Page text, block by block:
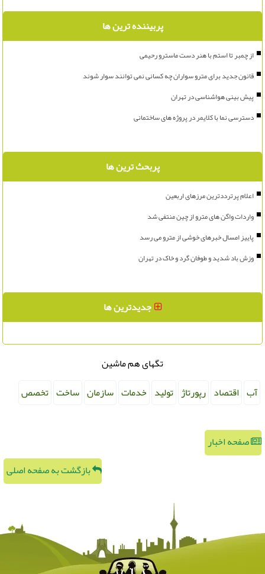
پربیننده ترین ها
از چمبر تا استم با هنر دست ماسترو رحیمی
قانون جدید برای مترو سواران چه کسانی نمی توانند سوار شوند
پیش بینی هواشناسی در تهران
دسترسی نما با کلایمر در پروژه های ساختمانی
پربحث ترین ها
اعلام پرترددترین مرزهای اربعین
واردات واگن های مترو از چین منتفی شد
پاییز امسال خبرهای خوشی از مترو می رسد
وزش باد شدید و طوفان گرد و خاک در تهران
جدیدترین ها
تگهای هم ماشین
آب
اقتصاد رپورتاژ تولید خدمات سازمان ساخت تخصص
صفحه اخبار
بازگشت به صفحه اصلی